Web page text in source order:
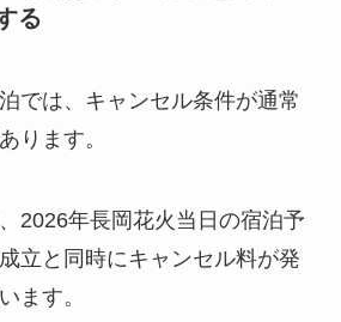
る
では、キャンセル条件が通常
ります。
2026年長岡花火当日の宿泊予
立と同時にキャンセル料が発
ます。